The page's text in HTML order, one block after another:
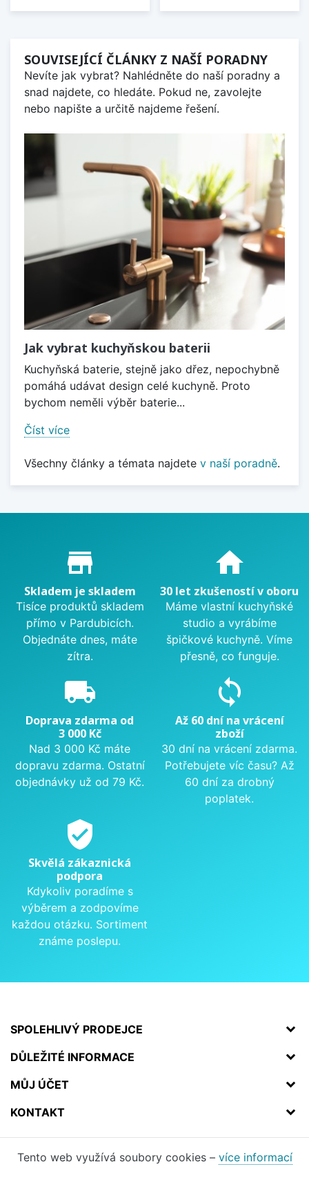
SOUVISEJÍCÍ ČLÁNKY Z NAŠÍ PORADNY
Nevíte jak vybrat? Nahlédněte do naší poradny a
snad najdete, co hledáte. Pokud ne, zavolejte
nebo napište a určitě najdeme řešení.
Jak vybrat kuchyňskou baterii
Kuchyňská baterie, stejně jako dřez, nepochybně
pomáhá udávat design celé kuchyně. Proto
bychom neměli výběr baterie...
Číst více
Všechny články a témata najdete v naší poradně.
Proč nakupovat u nás?
store_mall_directory
Skladem je skladem
Tisíce produktů skladem
přímo v Pardubicích.
Objednáte dnes, máte
zítra.
home
30 let zkušeností v oboru
Máme vlastní kuchyňské
studio a vyrábíme
špičkové kuchyně. Víme
přesně, co funguje.
local_shipping
Doprava zdarma od
3 000 Kč
Nad 3 000 Kč máte
dopravu zdarma. Ostatní
objednávky už od 79 Kč.
sync
Až 60 dní na vrácení
zboží
30 dní na vrácení zdarma.
Potřebujete víc času? Až
60 dní za drobný
poplatek.
verified_user
Skvělá zákaznická
podpora
Kdykoliv poradíme s
výběrem a zodpovíme
každou otázku. Sortiment
známe poslepu.
SPOLEHLIVÝ PRODEJCE
DŮLEŽITÉ INFORMACE
MŮJ ÚČET
KONTAKT
Tento web využívá soubory cookies – více informací